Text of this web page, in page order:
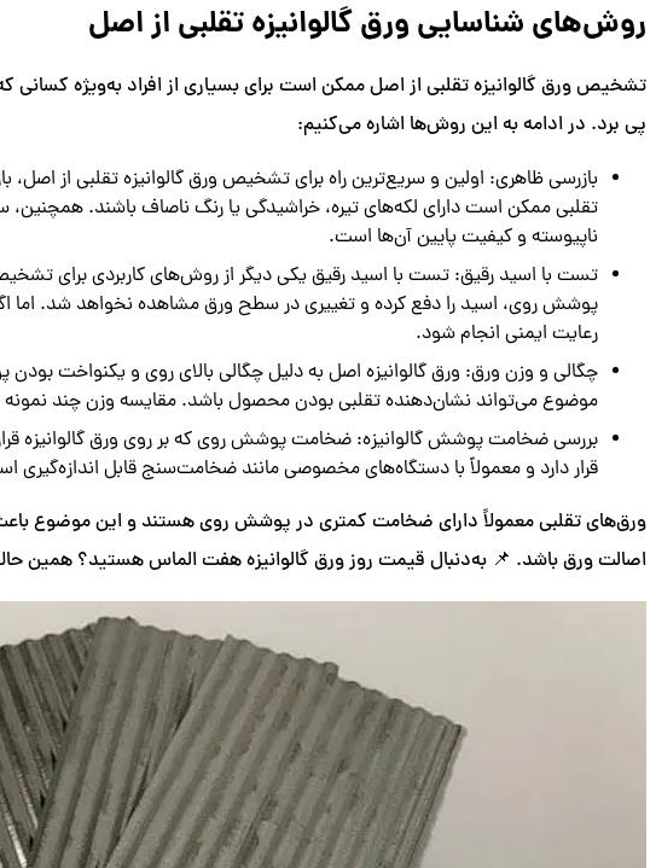
روش‌های شناسایی ورق گالوانیزه تقلبی از اصل
تشخیص ورق گالوانیزه تقلبی از اصل ممکن است برای بسیاری از افراد به‌ویژه
پی برد. در ادامه به این روش‌ها اشاره می‌کنیم:
بازرسی ظاهری: اولین و سریع‌ترین راه برای تشخیص ورق گالوانیزه تقلبی از
تقلبی ممکن است دارای لکه‌های تیره، خراشیدگی یا رنگ ناصاف باشند.
ناپیوسته و کیفیت پایین آن‌ها است.
تست با اسید رقیق: تست با اسید رقیق یکی دیگر از روش‌های کاربردی برای
پوشش روی، اسید را دفع کرده و تغییری در سطح ورق مشاهده نخواهد شد.
رعایت ایمنی انجام شود.
چگالی و وزن ورق: ورق گالوانیزه اصل به دلیل چگالی بالای روی و یکنواخت
موضوع می‌تواند نشان‌دهنده تقلبی بودن محصول باشد. مقایسه وزن چند نمونه
بررسی ضخامت پوشش گالوانیزه: ضخامت پوشش روی که بر روی ورق گالوانیزه
قرار دارد و معمولاً با دستگاه‌های مخصوصی مانند ضخامت‌سنج قابل اندازه‌گیری
ورق‌های تقلبی معمولاً دارای ضخامت کمتری در پوشش روی هستند و این موضوع
اصالت ورق باشد. 📌 به‌دنبال قیمت روز ورق گالوانیزه هفت الماس هستید؟ همین